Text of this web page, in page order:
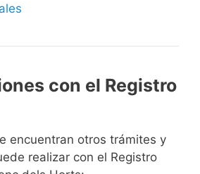
con el Registro
encuentran otros trámites y
realizar con el Registro